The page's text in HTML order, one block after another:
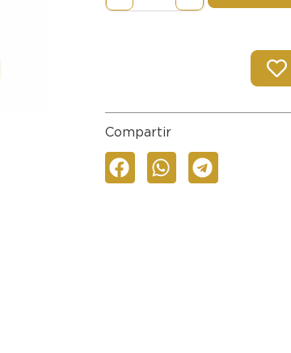
Compartir